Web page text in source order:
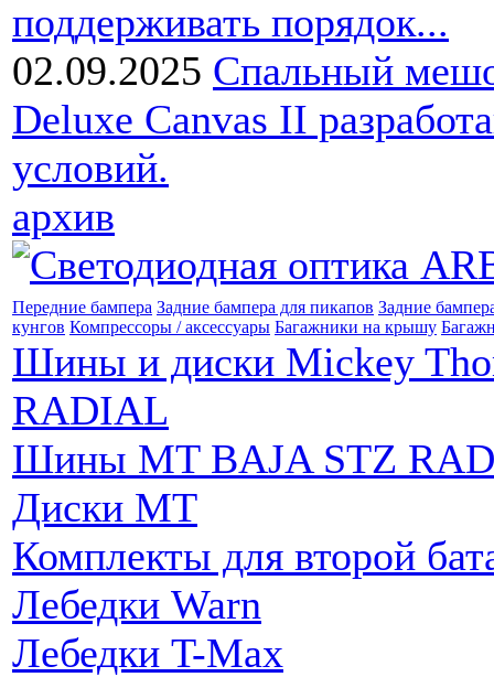
поддерживать порядок...
02.09.2025 Спальный
Deluxe Canvas II
условий.
архив
Передние бампера Задние бампера для пикапов Задние
кунгов Компрессоры / аксессуары Багажники на крышу
Шины и диски Mickey
RADIAL
Шины MT BAJA STZ
Диски MT
Комплекты для второй
Лебедки Warn
Лебедки T-Max